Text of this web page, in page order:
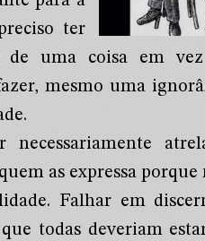
ter
de uma coisa em
mesmo uma
as expressa
Falhar em
todas deveriam